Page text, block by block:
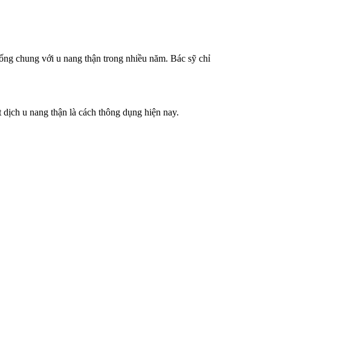
chung với u nang thận trong nhiều năm. Bác sỹ chỉ
u nang thận là cách thông dụng hiện nay.